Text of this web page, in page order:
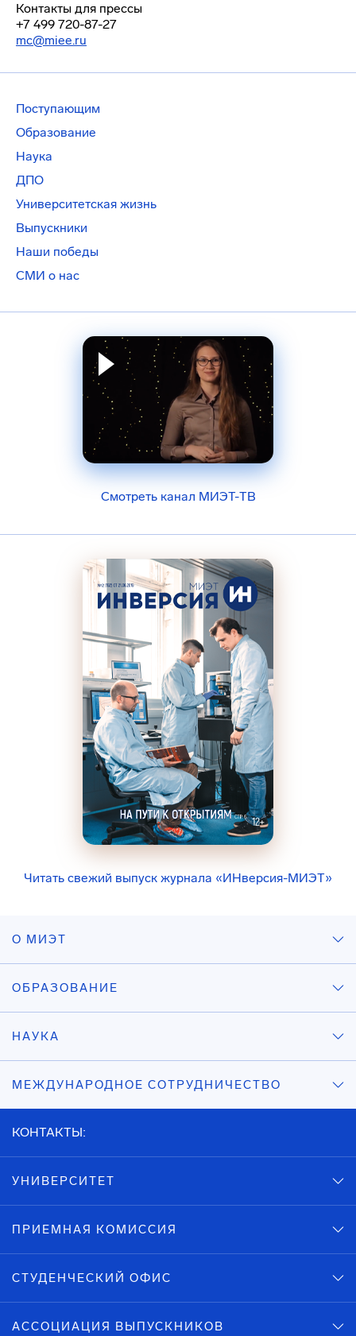
Контакты для прессы
+7 499 720-87-27
mc@miee.ru
Поступающим
Образование
Наука
ДПО
Университетская жизнь
Выпускники
Наши победы
СМИ о нас
Смотреть канал МИЭТ-ТВ
Читать свежий выпуск журнала «ИНверсия-МИЭТ»
О МИЭТ
ОБРАЗОВАНИЕ
НАУКА
МЕЖДУНАРОДНОЕ СОТРУДНИЧЕСТВО
КОНТАКТЫ:
УНИВЕРСИТЕТ
ПРИЕМНАЯ КОМИССИЯ
СТУДЕНЧЕСКИЙ ОФИС
АССОЦИАЦИЯ ВЫПУСКНИКОВ